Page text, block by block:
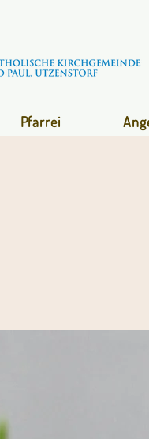
Pfarrei